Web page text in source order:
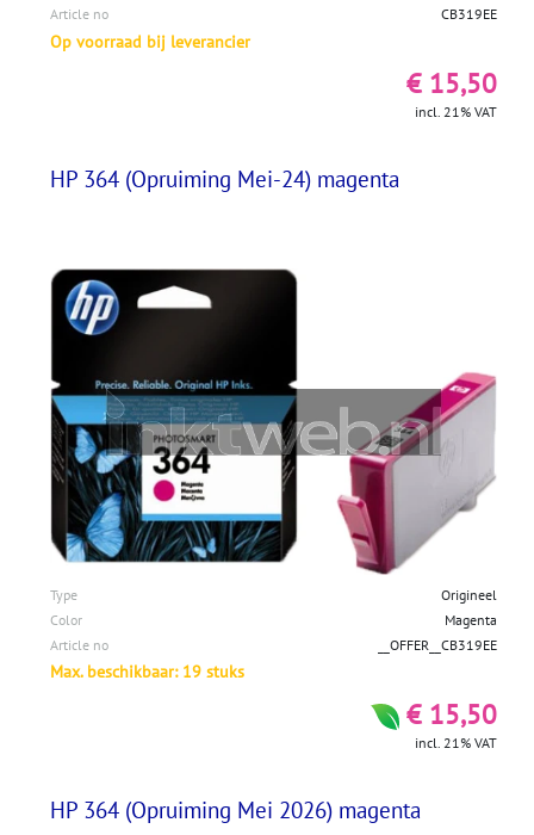
Article no
CB319EE
Op voorraad bij leverancier
€ 15,50
incl. 21% VAT
HP 364 (Opruiming Mei-24) magenta
Type
Origineel
Color
Magenta
Article no
__OFFER__CB319EE
Max. beschikbaar: 19 stuks
€ 15,50
incl. 21% VAT
HP 364 (Opruiming Mei 2026) magenta